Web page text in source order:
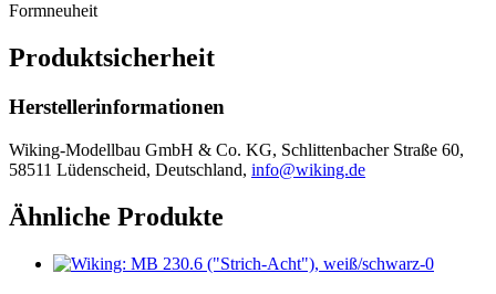
Formneuheit
Produktsicherheit
Herstellerinformationen
Wiking-Modellbau GmbH & Co. KG, Schlittenbacher Straße 60,
58511 Lüdenscheid, Deutschland, info@wiking.de
Ähnliche Produkte